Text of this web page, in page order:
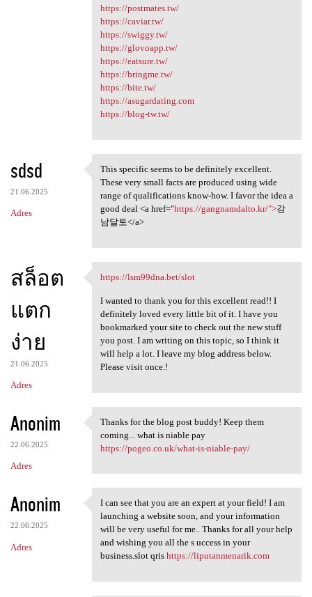
https://postmates.tw/
https://caviar.tw/
https://swiggy.tw/
https://glovoapp.tw/
https://eatsure.tw/
https://bringme.tw/
https://bite.tw/
https://asugardating.com
https://blog-tw.tw/
sdsd
21.06.2025
Adres
This specific seems to be
This specific seems to be definitely excellent.
These very small facts are produced using wide
range of qualifications know-how. I favor the idea a
good deal <a href="https://gangnamdalto.kr/">강
남달토</a>
สล็อต
แตก
ง่าย
21.06.2025
Adres
https://lsm99dna.bet/slot
https://lsm99dna.bet/slot
I wanted to thank you for this excellent read!! I
definitely loved every little bit of it. I have you
bookmarked your site to check out the new stuff
you post. I am writing on this topic, so I think it
will help a lot. I leave my blog address below.
Please visit once.!
Anonim
22.06.2025
Adres
Thanks for the blog post
Thanks for the blog post buddy! Keep them
coming... what is niable pay
https://pogeo.co.uk/what-is-niable-pay/
Anonim
22.06.2025
Adres
I can see that you are an
I can see that you are an expert at your field! I am
launching a website soon, and your information
will be very useful for me.. Thanks for all your help
and wishing you all the s uccess in your
business.slot qris https://liputanmenarik.com